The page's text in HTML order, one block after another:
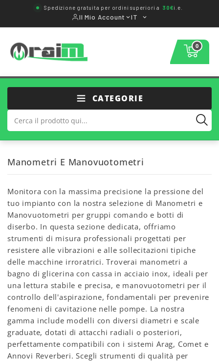
Spedizione gratuita per ordini superiori a 30€i.e.
Il Mio Account IT
0
CATEGORIE
Manometri E Manovuotometri
Monitora con la massima precisione la pressione del
tuo impianto con la nostra selezione di Manometri e
Manovuotometri per gruppi comando e botti di
diserbo. In questa sezione dedicata, offriamo
strumenti di misura professionali progettati per
resistere alle vibrazioni e alle sollecitazioni tipiche
delle macchine irroratrici. Troverai manometri a
bagno di glicerina con cassa in acciaio inox, ideali per
una lettura stabile e precisa, e manovuotometri per il
controllo dell'aspirazione, fondamentali per prevenire
fenomeni di cavitazione nelle pompe. La nostra
gamma include modelli con diversi diametri e scale
graduate, dotati di attacchi radiali o posteriori,
perfettamente compatibili con i sistemi Arag, Comet e
Annovi Reverberi. Scegli strumenti di qualità per